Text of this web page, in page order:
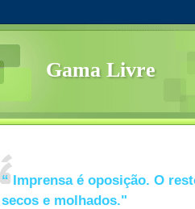
Gama Livre
“ Imprensa é oposição. O
secos e molhados."